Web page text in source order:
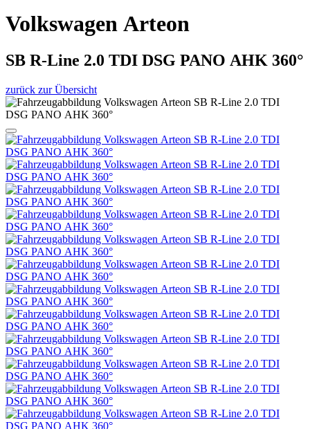
Volkswagen Arteon
SB R-Line 2.0 TDI DSG PANO AHK 360°
zurück zur Übersicht